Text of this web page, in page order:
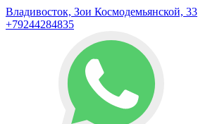
Владивосток, Зои Космодемьянской, 33
+79244284835